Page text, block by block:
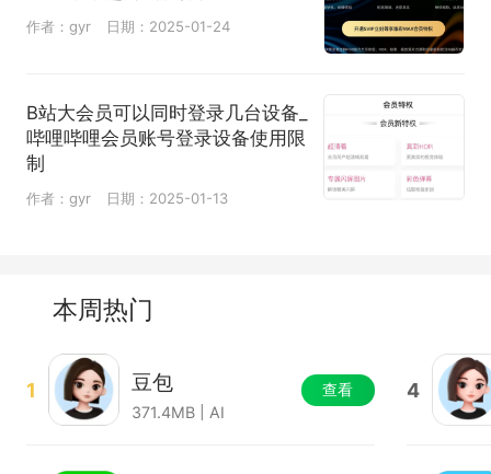
作者：gyr 日期：2025-01-24
B站大会员可以同时登录几台设备_
哔哩哔哩会员账号登录设备使用限
制
作者：gyr 日期：2025-01-13
本周热门
1 豆包
371.4MB | AI
查看 4